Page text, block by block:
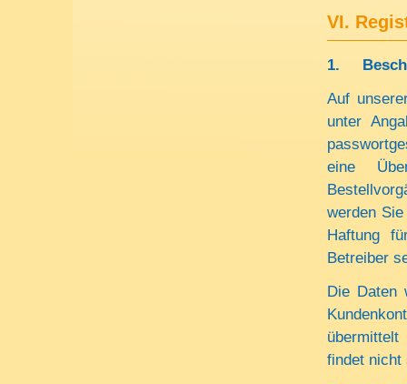
VI.
1.
Auf
unter
eine
werden
Haftung
Betreiber
Die Daten
findet nicht